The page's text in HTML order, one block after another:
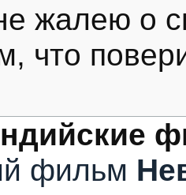
жалею о
что
фильм